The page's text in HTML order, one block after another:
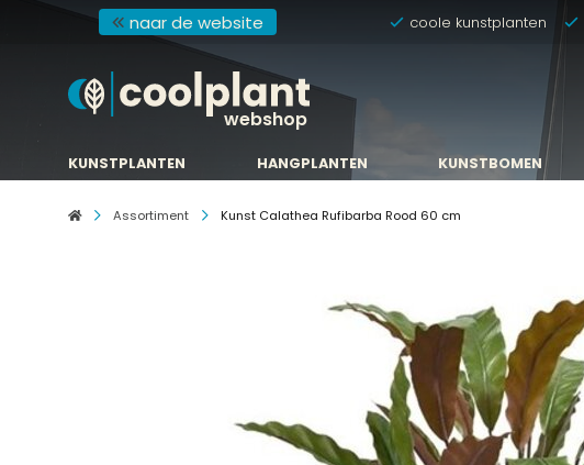
naar de website coole kunstplanten
webshop
KUNSTPLANTEN HANGPLANTEN KUNSTBOMEN
KUNSTPLANTEN HANGPLANTEN KUNSTBOMEN
Assortiment Kunst Calathea Rufibarba Rood 60 cm